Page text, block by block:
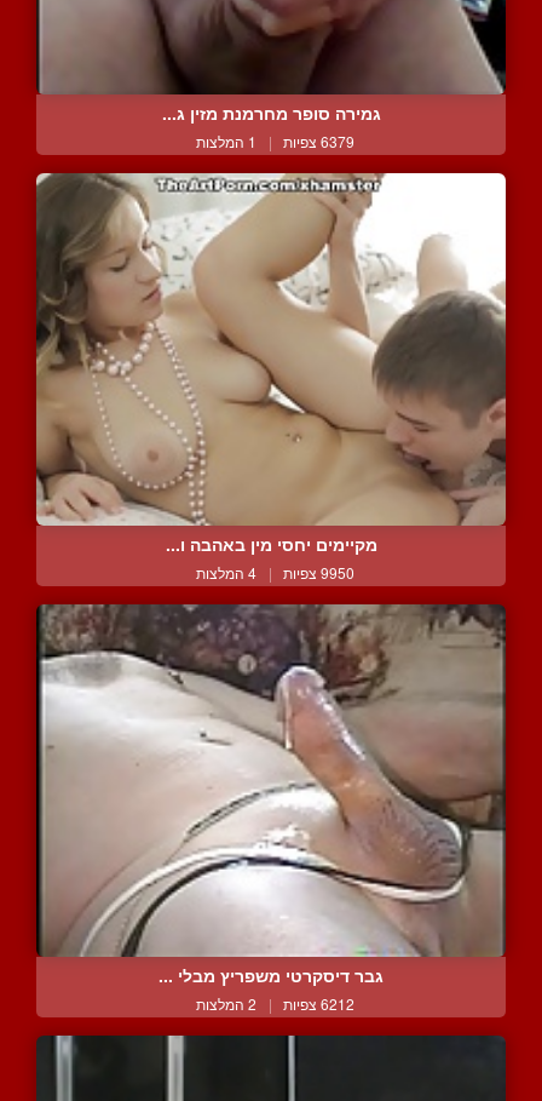
גמירה סופר מחרמנת מזין ג...
6379 צפיות | 1 המלצות
מקיימים יחסי מין באהבה ו...
9950 צפיות | 4 המלצות
גבר דיסקרטי משפריץ מבלי ...
6212 צפיות | 2 המלצות